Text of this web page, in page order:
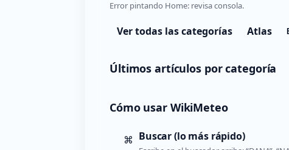
Error pintando Home: revisa consola.
Ver todas las categorías Atlas
Últimos artículos por categoría
Cómo usar WikiMeteo
⌘ Buscar (lo más rápido)